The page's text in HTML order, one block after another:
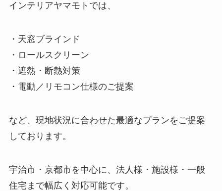
インテリアヤマモトでは、
・天窓ブラインド
・ロールスクリーン
・遮熱・断熱対策
・電動／リモコン仕様のご提案
など、現地状況に合わせた最適なプランをご提案
しております。
宇治市・京都市を中心に、法人様・施設様・一般
住宅まで幅広く対応可能です。